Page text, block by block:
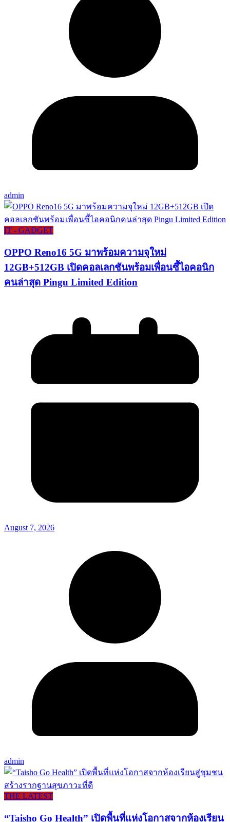
admin
IT - GADGET
OPPO Reno16 5G มาพร้อมความจุใหม่
12GB+512GB เปิดคอลเลกชันพร้อมเพื่อนซี้ไอคอนิก
คนล่าสุด Pingu Limited Edition
August 7, 2026
admin
THE LATEST
“Taisho Go Health” เปิดพื้นที่แห่งโอกาสจากห้องเรียน